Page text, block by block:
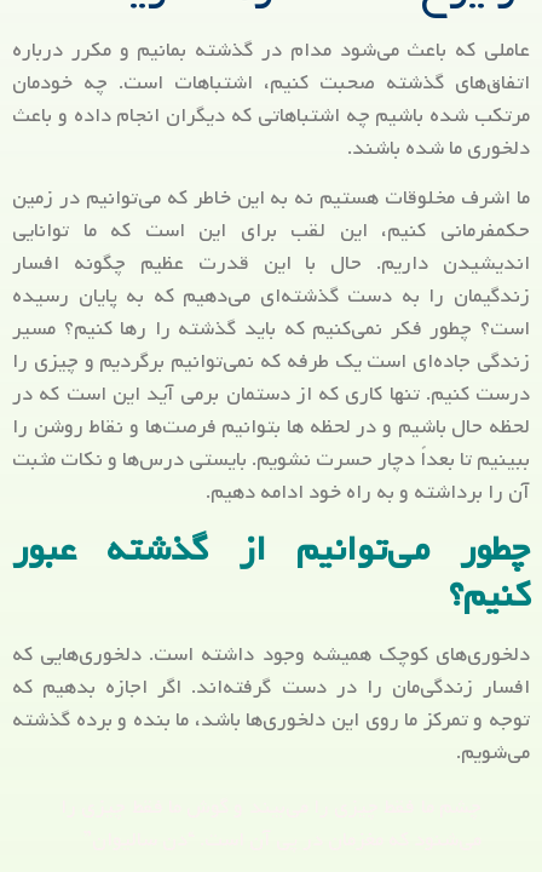
عاملی که باعث می‌شود مدام در گذشته بمانیم و مکرر درباره
اتفاق‌های گذشته صحبت کنیم، اشتباهات است. چه خودمان
مرتکب شده باشیم چه اشتباهاتی که دیگران انجام داده‌ و باعث
دلخوری ما شده‌ باشند.
ما اشرف مخلوقات هستیم نه به این خاطر که می‌توانیم در زمین
حکمفرمانی کنیم، این لقب برای این است که ما توانایی
اندیشیدن داریم. حال با این قدرت عظیم چگونه افسار
زندگیمان را به دست گذشته‌ای می‌دهیم که به پایان رسیده
است؟ چطور فکر نمی‌کنیم که باید گذشته را رها کنیم؟ مسیر
زندگی جاده‌ای است یک طرفه که نمی‌توانیم برگردیم و چیزی را
درست کنیم. تنها کاری که از دستمان برمی آید این است که در
لحظه حال باشیم و در لحظه ها بتوانیم فرصت‌ها و نقاط روشن را
ببینیم تا بعداً دچار حسرت نشویم. بایستی درس‌ها و نکات مثبت
آن را برداشته و به راه خود ادامه دهیم.
چطور می‌توانیم از گذشته عبور
کنیم؟
دلخوری‌های کوچک همیشه وجود داشته است. دلخوری‌هایی که
افسار زندگی‌مان را در دست گرفته‌اند. اگر اجازه بدهیم که
توجه و تمرکز ما روی این دلخوری‌ها باشد، ما بنده و برده گذشته
می‌شویم.